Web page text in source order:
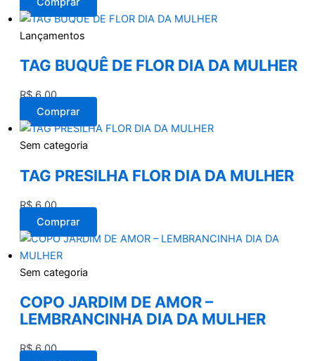
Lançamentos
TAG BUQUÊ DE FLOR DIA DA MULHER
R$6,00
Comprar
Sem categoria
TAG PRESILHA FLOR DIA DA MULHER
R$6,00
Comprar
Sem categoria
COPO JARDIM DE AMOR –
LEMBRANCINHA DIA DA MULHER
R$6,00